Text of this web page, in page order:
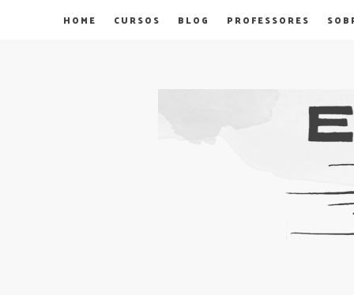
HOME CURSOS BLOG PROFESSORES